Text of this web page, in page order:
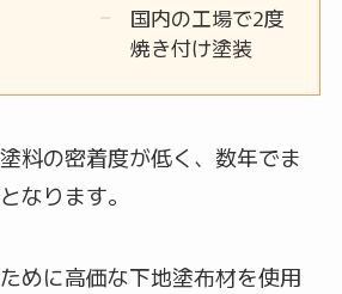
国内の工場で2度
焼き付け塗装
料の密着度が低く、数年でま
なります。
めに高価な下地塗布材を使用